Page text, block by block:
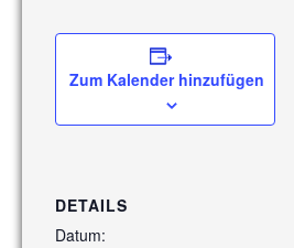
Zum Kalender hinzufügen
DETAILS
Datum: